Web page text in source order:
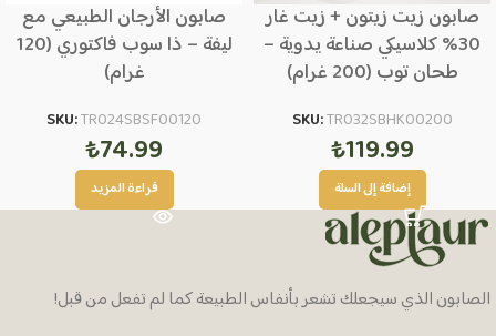
صابون زيت زيتون + زيت غار
30% كلاسيكي صناعة يدوية –
طحان توب (200 غرام)
SKU:TR032SBHK00200
₺119.99
إضافة إلى السلة
صابون الأرجان الطبيعي مع
ليفة – ذا سوب فاكتوري (120
غرام)
SKU:TR024SBSF00120
₺74.99
قراءة المزيد
الصابون الذي سيجعلك تشعر بأنفاس الطبيعة كما لم تفعل من قبل!